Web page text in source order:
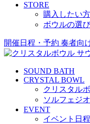
STORE
購入したい
ボウルの選
開催日程・予約 奏者向
SOUND BATH
CRYSTAL BOWL
クリスタル
ソルフェジ
EVENT
イベント日程